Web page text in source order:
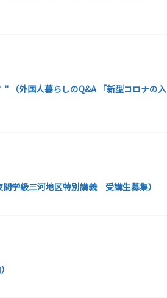
（外国人暮らしのQ&A 「新型コロナの入
学級三河地区特別講義 受講生募集）